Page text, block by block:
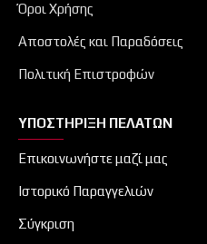
Όροι Χρήσης
Αποστολές και Παραδόσεις
Πολιτική Επιστροφών
ΥΠΟΣΤΉΡΙΞΗ ΠΕΛΑΤΏΝ
Επικοινωνήστε μαζί μας
Ιστορικό Παραγγελιών
Σύγκριση